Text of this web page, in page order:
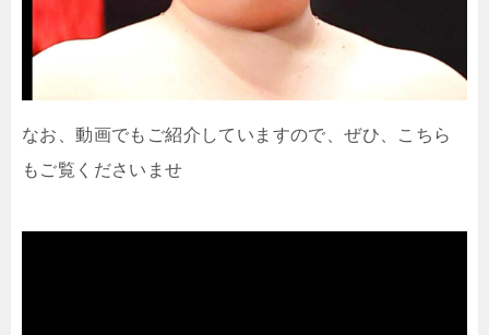
なお、動画でもご紹介していますので、ぜひ、こちら
もご覧くださいませ